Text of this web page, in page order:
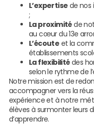
L’expertise de nos
;
La proximitéde
au cœur du 13e
L’écoute et la
établissements
La flexibilitédes
selon le rythme de
Notre mission est de
accompagner vers la
expérience et à notre
élèves à surmonter leurs
d’apprendre.